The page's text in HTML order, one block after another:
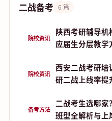
二战备考 6 篇
院校资讯
陕西考研辅导机
应届生分层教学
院校资讯
西安二战考研培
研二战上线率提
备考方法
二战考生选哪
班型全解析与上